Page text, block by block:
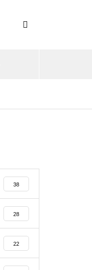
38
28
22